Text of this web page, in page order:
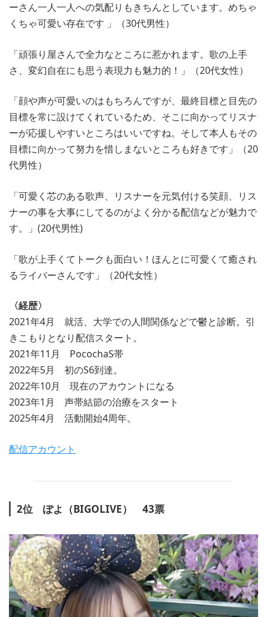
ーさん一人一人への気配りもきちんとしています。めちゃ
くちゃ可愛い存在です 」（30代男性）
「頑張り屋さんで全力なところに惹かれます。歌の上手
さ、変幻自在にも思う表現力も魅力的！」（20代女性）
「顔や声が可愛いのはもちろんですが、最終目標と目先の
目標を常に設けてくれているため、そこに向かってリスナ
ーが応援しやすいところはいいですね。そして本人もその
目標に向かって努力を惜しまないところも好きです」（20
代男性）
「可愛く芯のある歌声、リスナーを元気付ける笑顔、リス
ナーの事を大事にしてるのがよく分かる配信などが魅力で
す。」(20代男性)
「歌が上手くてトークも面白い！ほんとに可愛くて癒され
るライバーさんです」（20代女性）
〈経歴〉
2021年4月 就活、大学での人間関係などで鬱と診断。引
きこもりとなり配信スタート。
2021年11月 PocochaS帯
2022年5月 初のS6到達。
2022年10月 現在のアカウントになる
2023年1月 声帯結節の治療をスタート
2025年4月 活動開始4周年。
配信アカウント
2位 ぽよ（BIGOLIVE） 43票